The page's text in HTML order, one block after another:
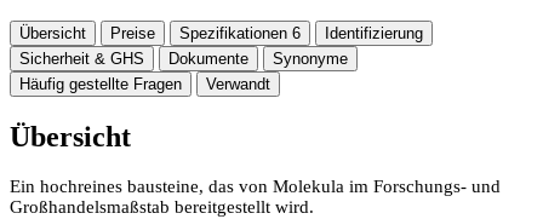
Übersicht Preise Spezifikationen 6
Identifizierung
Sicherheit & GHS
Dokumente
Synonyme
Häufig gestellte Fragen
Verwandt
Übersicht
Ein hochreines bausteine, das von Molekula im Forschungs- und
Großhandelsmaßstab bereitgestellt wird.